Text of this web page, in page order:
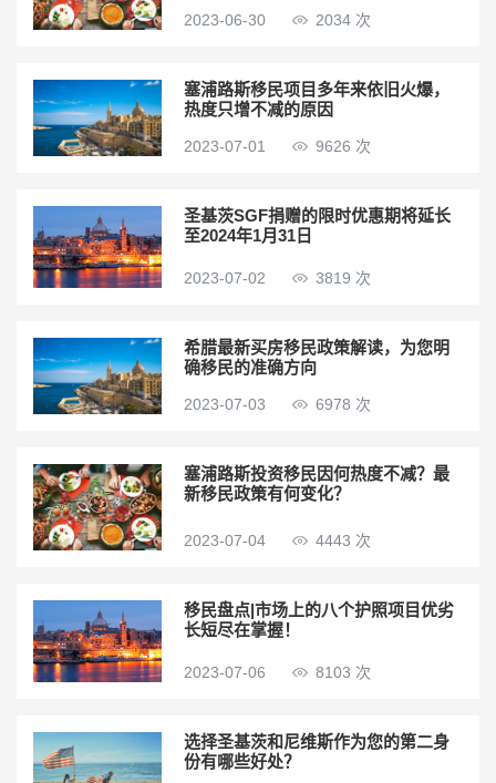
2023-06-30 2034 次
塞浦路斯移民项目多年来依旧火爆，
热度只增不减的原因
2023-07-01 9626 次
圣基茨SGF捐赠的限时优惠期将延长
至2024年1月31日
2023-07-02 3819 次
希腊最新买房移民政策解读，为您明
确移民的准确方向
2023-07-03 6978 次
塞浦路斯投资移民因何热度不减？最
新移民政策有何变化？
2023-07-04 4443 次
移民盘点|市场上的八个护照项目优劣
长短尽在掌握！
2023-07-06 8103 次
选择圣基茨和尼维斯作为您的第二身
份有哪些好处？